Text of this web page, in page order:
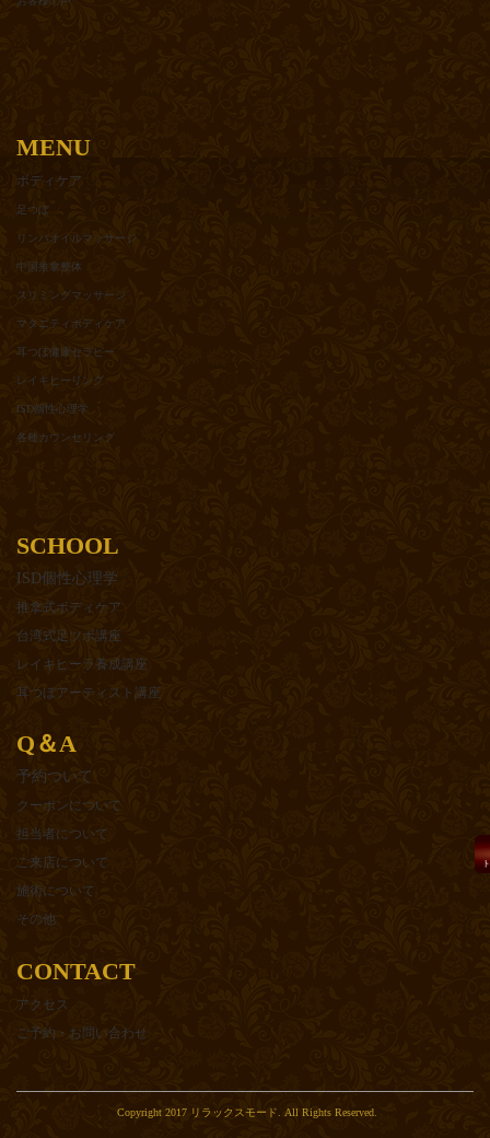
MENU
ボディケア
足つぼ
リンパオイルマッサージ
中国推拿整体
スリミングマッサージ
マタニティボディケア
耳つぼ健康セラピー
レイキヒーリング
ISD個性心理学
各種カウンセリング
SCHOOL
ISD個性心理学
推拿式ボディケア
台湾式足ツボ講座
レイキヒーラ養成講座
耳つぼアーティスト講座
Q＆A
予約ついて
クーポンについて
担当者について
ご来店について
施術について
その他
CONTACT
アクセス
ご予約・お問い合わせ
Copyright 2017 リラックスモード. All Rights Reserved.